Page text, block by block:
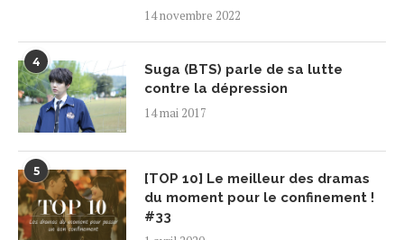
14 novembre 2022
4
Suga (BTS) parle de sa lutte
contre la dépression
14 mai 2017
5
[TOP 10] Le meilleur des dramas
du moment pour le confinement !
#33